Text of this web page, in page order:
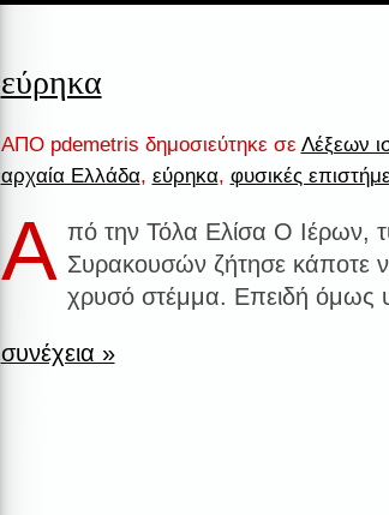
εύρηκα
ΑΠΟ pdemetris δημοσιεύτηκε σε Λέξεων
αρχαία Ελλάδα, εύρηκα, φυσικές
Α πό την Τόλα Ελίσα Ο Ιέρων,
Συρακουσών ζήτησε κάποτε
χρυσό στέμμα. Επειδή όμως
συνέχεια »